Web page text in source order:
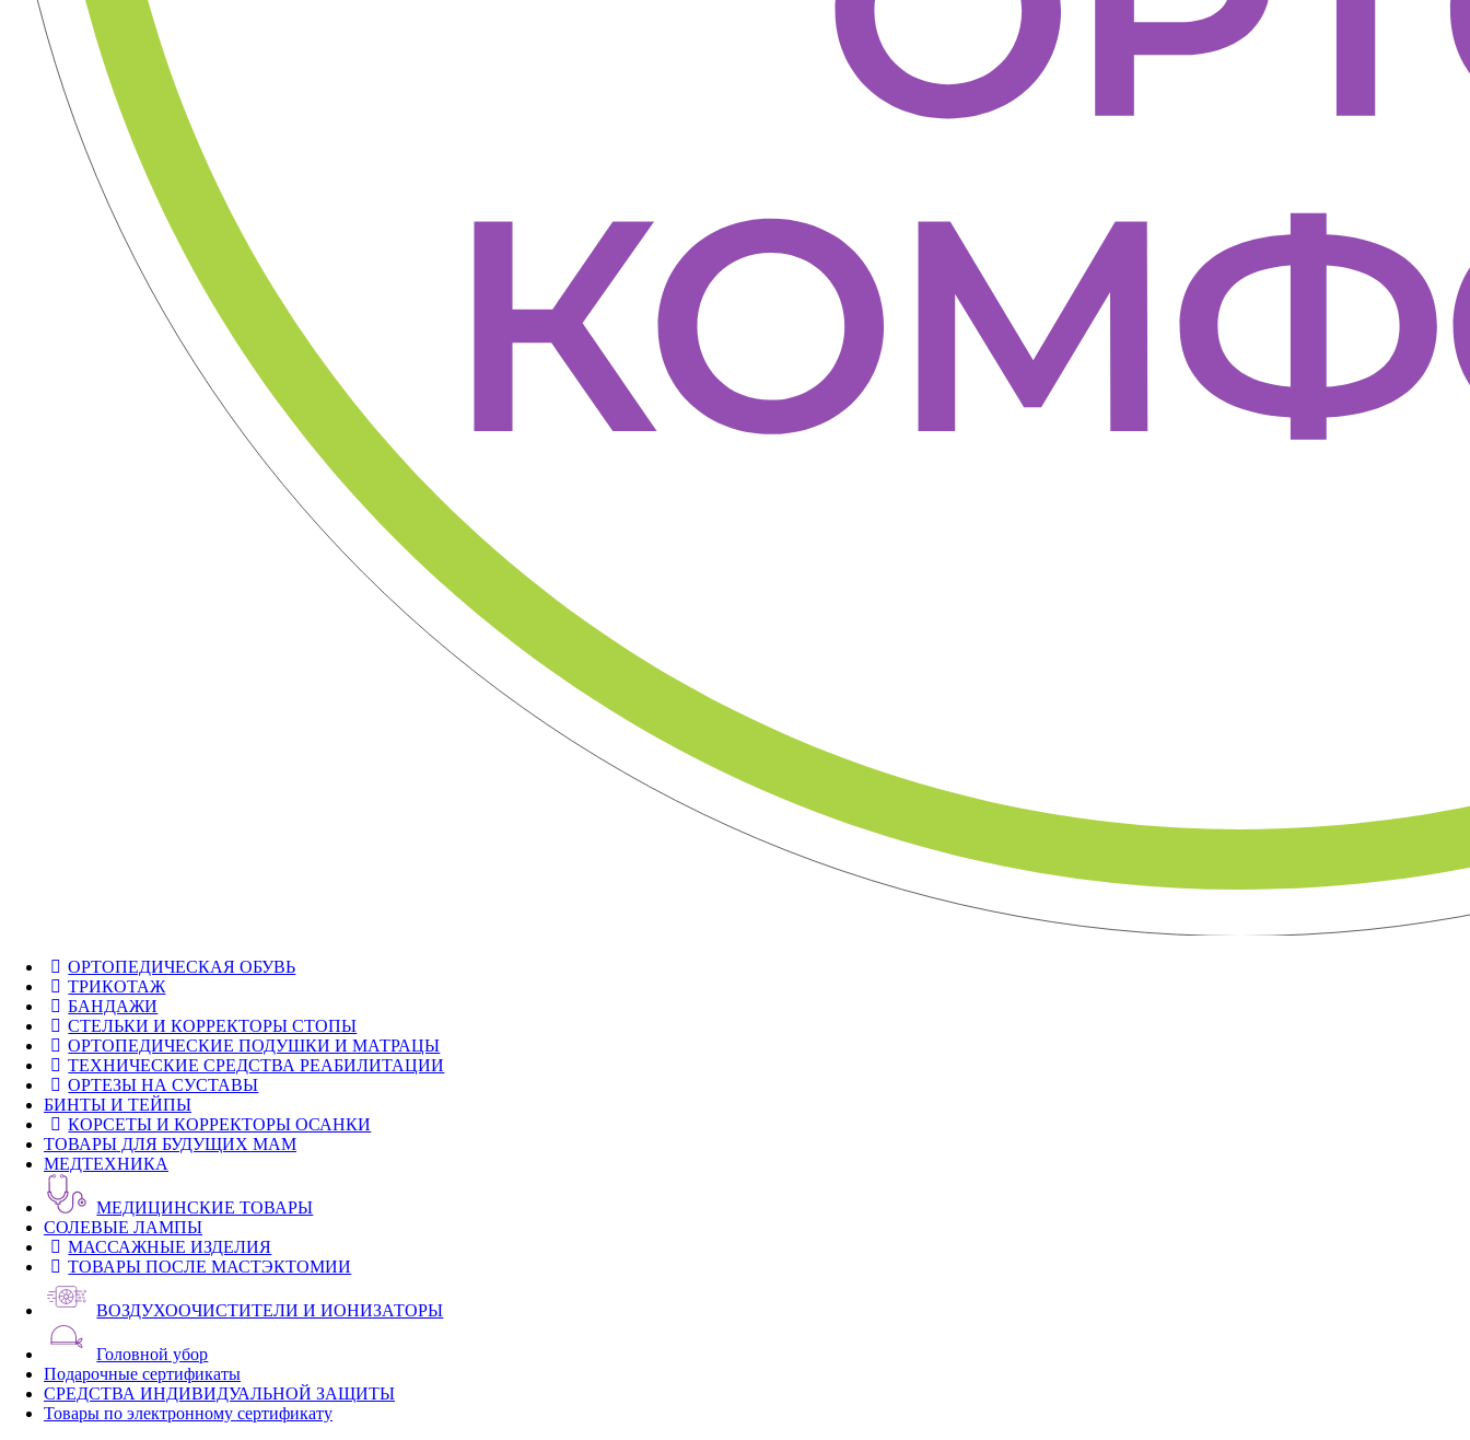
ОРТОПЕДИЧЕСКАЯ ОБУВЬ
ТРИКОТАЖ
БАНДАЖИ
СТЕЛЬКИ И КОРРЕКТОРЫ СТОПЫ
ОРТОПЕДИЧЕСКИЕ ПОДУШКИ И МАТРАЦЫ
ТЕХНИЧЕСКИЕ СРЕДСТВА РЕАБИЛИТАЦИИ
ОРТЕЗЫ НА СУСТАВЫ
БИНТЫ И ТЕЙПЫ
КОРСЕТЫ И КОРРЕКТОРЫ ОСАНКИ
ТОВАРЫ ДЛЯ БУДУЩИХ МАМ
МЕДТЕХНИКА
МЕДИЦИНСКИЕ ТОВАРЫ
СОЛЕВЫЕ ЛАМПЫ
МАССАЖНЫЕ ИЗДЕЛИЯ
ТОВАРЫ ПОСЛЕ МАСТЭКТОМИИ
ВОЗДУХООЧИСТИТЕЛИ И ИОНИЗАТОРЫ
Головной убор
Подарочные сертификаты
СРЕДСТВА ИНДИВИДУАЛЬНОЙ ЗАЩИТЫ
Товары по электронному сертификату